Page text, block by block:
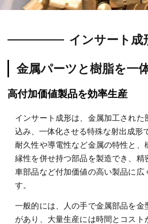
インサート成
金属パーツと樹脂を一
高付加価値製品を効率生産
インサート成形は、金属加工された
込み、一体化させる特殊な射出成形
耐久性や導電性など金属の特性と、
縁性を併せ持つ部品を製造でき、精
車部品など付加価値の高い製品に広
す。
一般的には、人の手で金属部品を金
があり、大量生産には時間とコスト